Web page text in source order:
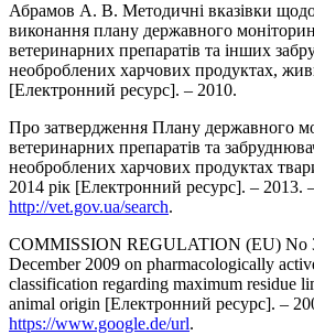
Абрамов А. В. Методичні вказівки щодо
виконання плану державного
ветеринарних препаратів та інших
необроблених харчових продуктах,
[Електронний ресурс]. – 2010.
Про затвердження Плану державного
ветеринарних препаратів та
необроблених харчових продуктах
2014 рік [Електронний ресурс]. – 2013.
http://vet.gov.ua/search.
COMMISSION REGULATION (EU) No
December 2009 on pharmacologically
classification regarding maximum residue
animal origin [Електронний ресурс]. –
https://www.google.de/url.